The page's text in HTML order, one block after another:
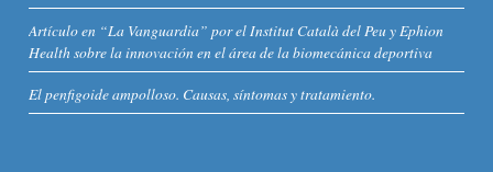
Artículo en “La Vanguardia” por el Institut Català del Peu y Ephion
Health sobre la innovación en el área de la biomecánica deportiva
El penfigoide ampolloso. Causas, síntomas y tratamiento.